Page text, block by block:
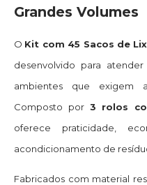
Grandes Volumes
O Kit com 45 Sacos de
desenvolvido para
ambientes que exigem
Composto por 3 rolos
oferece praticidade,
acondicionamento de
Fabricados com material